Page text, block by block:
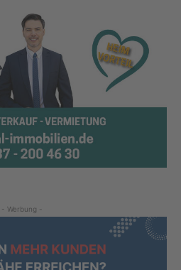
- Werbung -